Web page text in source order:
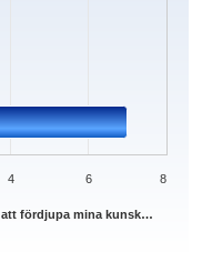
fördjupa mina kunsk…
4 6 8